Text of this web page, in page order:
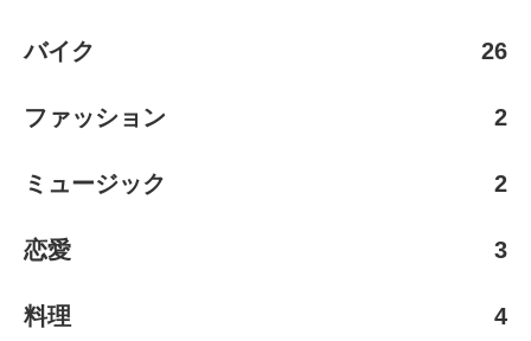
バイク 26
ファッション 2
ミュージック 2
恋愛 3
料理 4